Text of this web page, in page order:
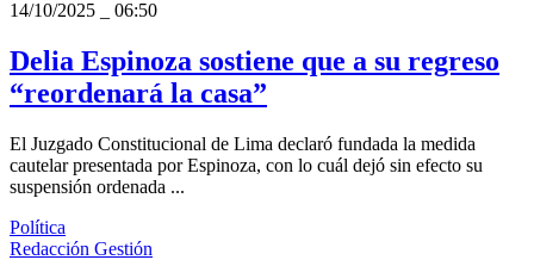
14/10/2025
06:50
Delia Espinoza sostiene que a su regreso
“reordenará la casa”
El Juzgado Constitucional de Lima declaró fundada la medida
cautelar presentada por Espinoza, con lo cuál dejó sin efecto su
suspensión ordenada ...
Política
Redacción Gestión